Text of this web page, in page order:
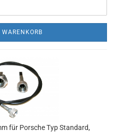
WARENKORB
für Porsche Typ Standard,